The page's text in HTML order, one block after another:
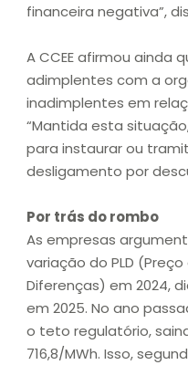
financeira negativa”,
A CCEE afirmou ainda
adimplentes com a
inadimplentes em
“Mantida esta
para instaurar ou
desligamento por
Por trás do rombo
As empresas
variação do PLD
Diferenças) em 2024,
em 2025. No ano
o teto regulatório,
716,8/MWh. Isso,